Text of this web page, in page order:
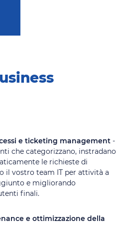
e ticketing management -
che categorizzano, instradano
le richieste di
il vostro team IT per attività a
e migliorando
finali.
e ottimizzazione della